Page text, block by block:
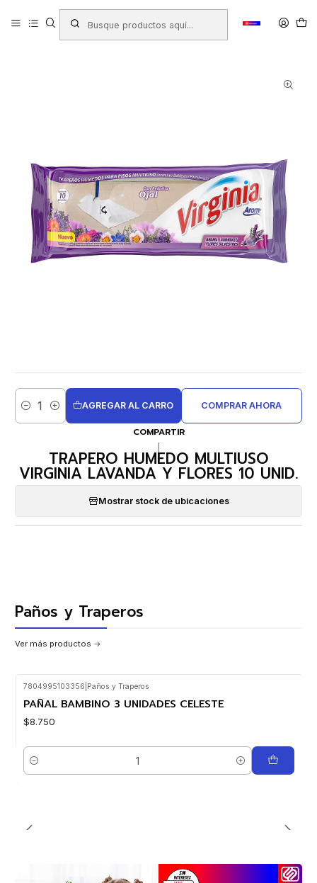
Productos ASEO HOGAR Paños y Traperos
TRAPERO HUMEDO MULTIUSO VIRGINIA LAVANDA Y FLORES 10
UNID.
Cantidad
AGREGAR AL CARRO COMPRAR AHORA
COMPARTIR
TRAPERO HUMEDO MULTIUSO
VIRGINIA LAVANDA Y FLORES 10 UNID.
Mostrar stock de ubicaciones
Paños y Traperos
Ver más productos
7804995103356 Paños y Traperos
PAÑAL BAMBINO 3 UNIDADES CELESTE
$8.750
Cantidad